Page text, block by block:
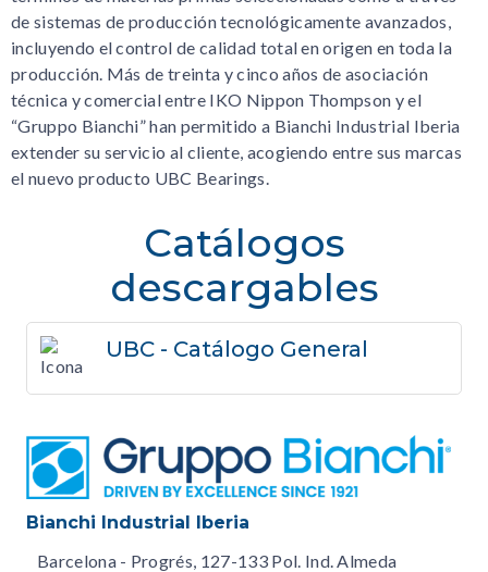
de sistemas de producción tecnológicamente avanzados,
incluyendo el control de calidad total en origen en toda la
producción. Más de treinta y cinco años de asociación
técnica y comercial entre IKO Nippon Thompson y el
“Gruppo Bianchi” han permitido a Bianchi Industrial Iberia
extender su servicio al cliente, acogiendo entre sus marcas
el nuevo producto UBC Bearings.
Catálogos
descargables
UBC - Catálogo General
Bianchi Industrial Iberia
Barcelona - Progrés, 127-133 Pol. Ind. Almeda